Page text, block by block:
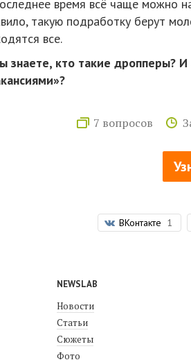
время всё чаще можно
такую подработку берут
все.
знаете, кто такие дропперы? И
7 вопросов
ВКонтакте 1
NEWSLAB
Новости
Статьи
Сюжеты
Фото